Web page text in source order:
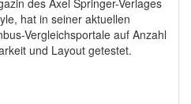
hat in seiner aktuellen
Vergleichsportale auf Anzahl
und Layout getestet.